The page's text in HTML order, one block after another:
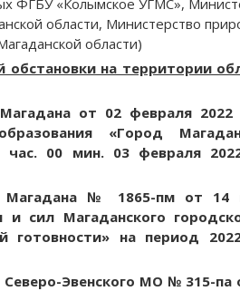
ФГБУ «Колымское УГМС»,
области, Министерство
области)
обстановки на территории
от 02 февраля
«Город
час. 00 мин. 03 февраля
Магадана № 1865-пм от 14
и сил Магаданского
готовности» на период
Эвенского МО № 315-па